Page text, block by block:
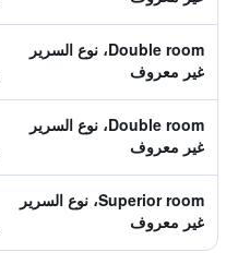
Double room، نوع السرير
غير معروف
Double room، نوع السرير
غير معروف
Superior room، نوع السرير
غير معروف